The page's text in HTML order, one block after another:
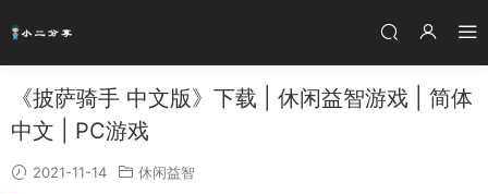
《披萨骑手 中文版》下载 | 休闲益智游戏 | 简体
中文 | PC游戏
2021-11-14 休闲益智